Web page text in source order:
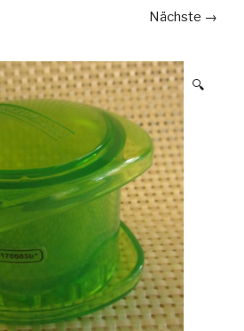
Nächste →
🔍